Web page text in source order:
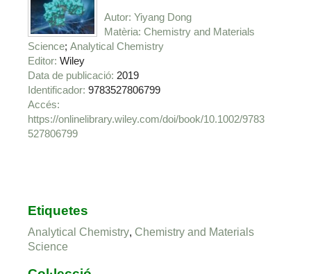
Autor Yiyang Dong
Matèria Chemistry and Materials
Science Analytical Chemistry
Editor Wiley
Data de publicació 2019
Identificador 9783527806799
https://onlinelibrary.wiley.com/doi/book/10.1002/9783
527806799
Etiquetes
Analytical Chemistry, Chemistry and Materials
Science